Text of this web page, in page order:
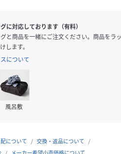
に対応しております（有料）
と商品を一緒にご注文ください。商品をラ
します。
について
風呂敷
について
交換・返品について